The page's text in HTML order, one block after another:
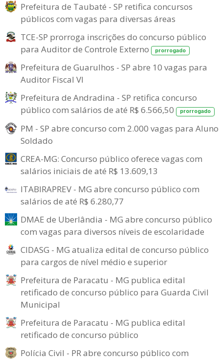
Prefeitura de Taubaté - SP retifica concursos
públicos com vagas para diversas áreas
TCE-SP prorroga inscrições do concurso público
para Auditor de Controle Externo
prorrogado
Prefeitura de Guarulhos - SP abre 10 vagas para
Auditor Fiscal VI
Prefeitura de Andradina - SP retifica concurso
público com salários de até R$ 6.566,50
prorrogado
PM - SP abre concurso com 2.000 vagas para
Soldado
CREA-MG: Concurso público oferece vagas com
salários iniciais de até R$ 13.609,13
ITABIRAPREV - MG abre concurso público com
salários de até R$ 6.280,77
DMAE de Uberlândia - MG abre concurso público
com vagas para diversos níveis de escolaridade
CIDASG - MG atualiza edital de concurso público
para cargos de nível médio e superior
Prefeitura de Paracatu - MG publica edital
retificado de concurso público para Guarda Civil
Municipal
Prefeitura de Paracatu - MG publica edital
retificado de concurso público
Polícia Civil - PR abre concurso público com